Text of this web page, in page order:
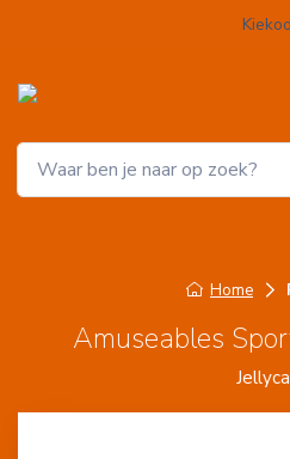
Kiekoo
Home
Amuseables